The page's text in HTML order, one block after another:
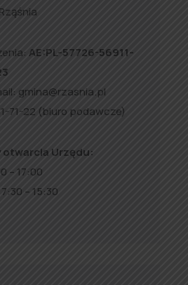
AE:PL-57726-56911-
gmina@rzasnia.pl
71-22 (biuro podawcze)
otwarcia Urzędu:
– 17:00
– 15:30